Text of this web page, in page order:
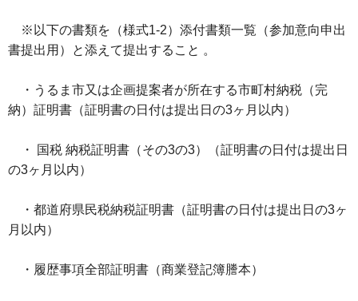
※以下の書類を（様式1-2）添付書類一覧（参加意向申出
書提出用）と添えて提出すること 。
・うるま市又は企画提案者が所在する市町村納税（完
納）証明書（証明書の日付は提出日の3ヶ月以内）
・ 国税 納税証明書（その3の3）（証明書の日付は提出日
の3ヶ月以内）
・都道府県民税納税証明書（証明書の日付は提出日の3ヶ
月以内）
・履歴事項全部証明書（商業登記簿謄本）